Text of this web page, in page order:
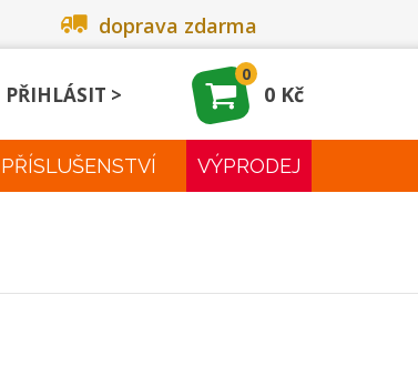
doprava zdarma
PŘIHLÁSIT
0
0 Kč
PŘÍSLUŠENSTVÍ VÝPRODEJ